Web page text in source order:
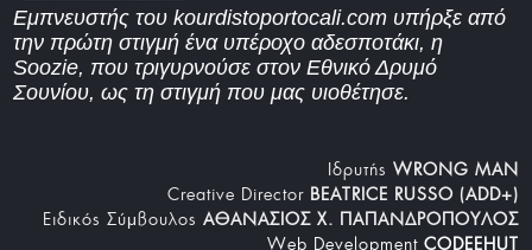
Εμπνευστής του kourdistoportocali.com υπήρξε από
την πρώτη στιγμή ένα υπέροχο αδεσποτάκι, η
Soozie, που τριγυρνούσε στον Εθνικό Δρυμό
Σουνίου, ως τη στιγμή που μας υιοθέτησε.
Iδρυτής WRONG MAN
Creative Director BEATRICE RUSSO (ADD+)
Ειδικός Σύμβουλος ΑΘΑΝΑΣΙΟΣ Χ. ΠΑΠΑΝΔΡΟΠΟΥΛΟΣ
Web Development CODEEHUT